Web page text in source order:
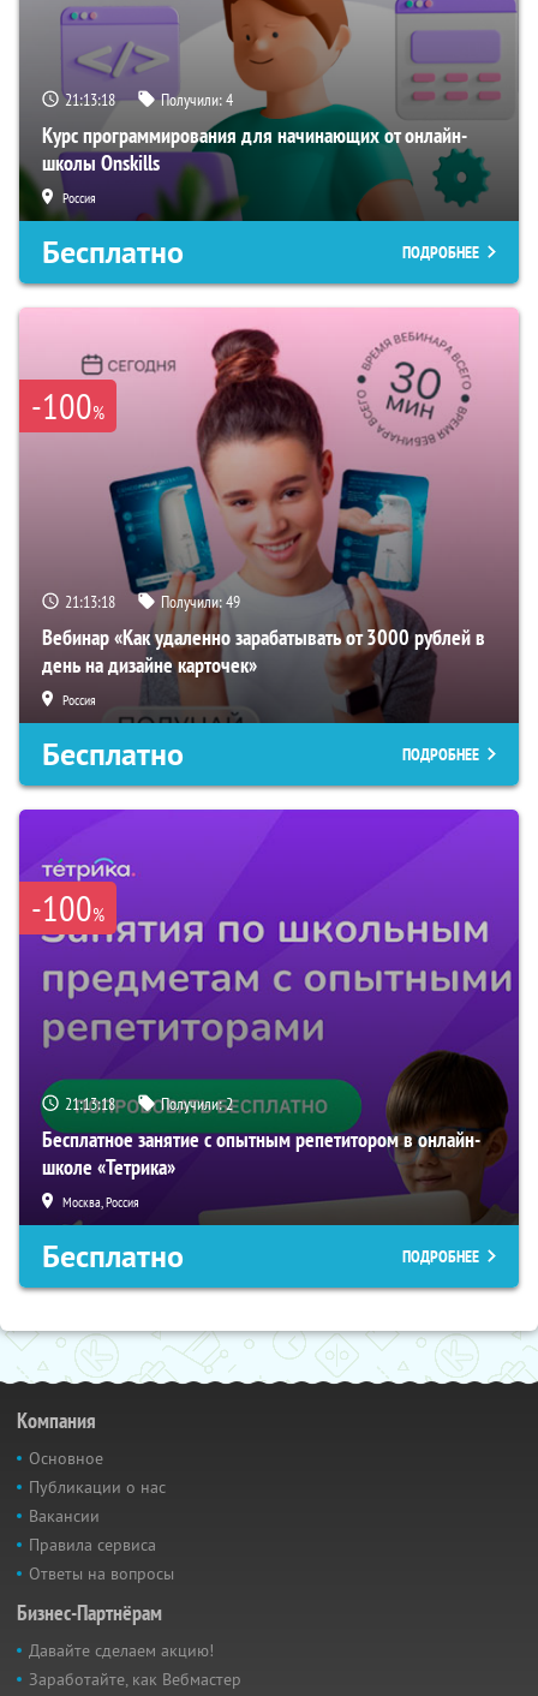
21:13:17 Получили:4
Курс программирования для начинающих от онлайн-
школы Onskills
Россия
Бесплатно ПОДРОБНЕЕ
-100%
21:13:17 Получили:49
Вебинар «Как удаленно зарабатывать от 3000 рублей в
день на дизайне карточек»
Россия
Бесплатно ПОДРОБНЕЕ
-100%
21:13:17 Получили:2
Бесплатное занятие с опытным репетитором в онлайн-
школе «Тетрика»
Москва, Россия
Бесплатно ПОДРОБНЕЕ
Компания
Основное
Публикации о нас
Вакансии
Правила сервиса
Ответы на вопросы
Бизнес-Партнёрам
Давайте сделаем акцию!
Заработайте, как Вебмастер